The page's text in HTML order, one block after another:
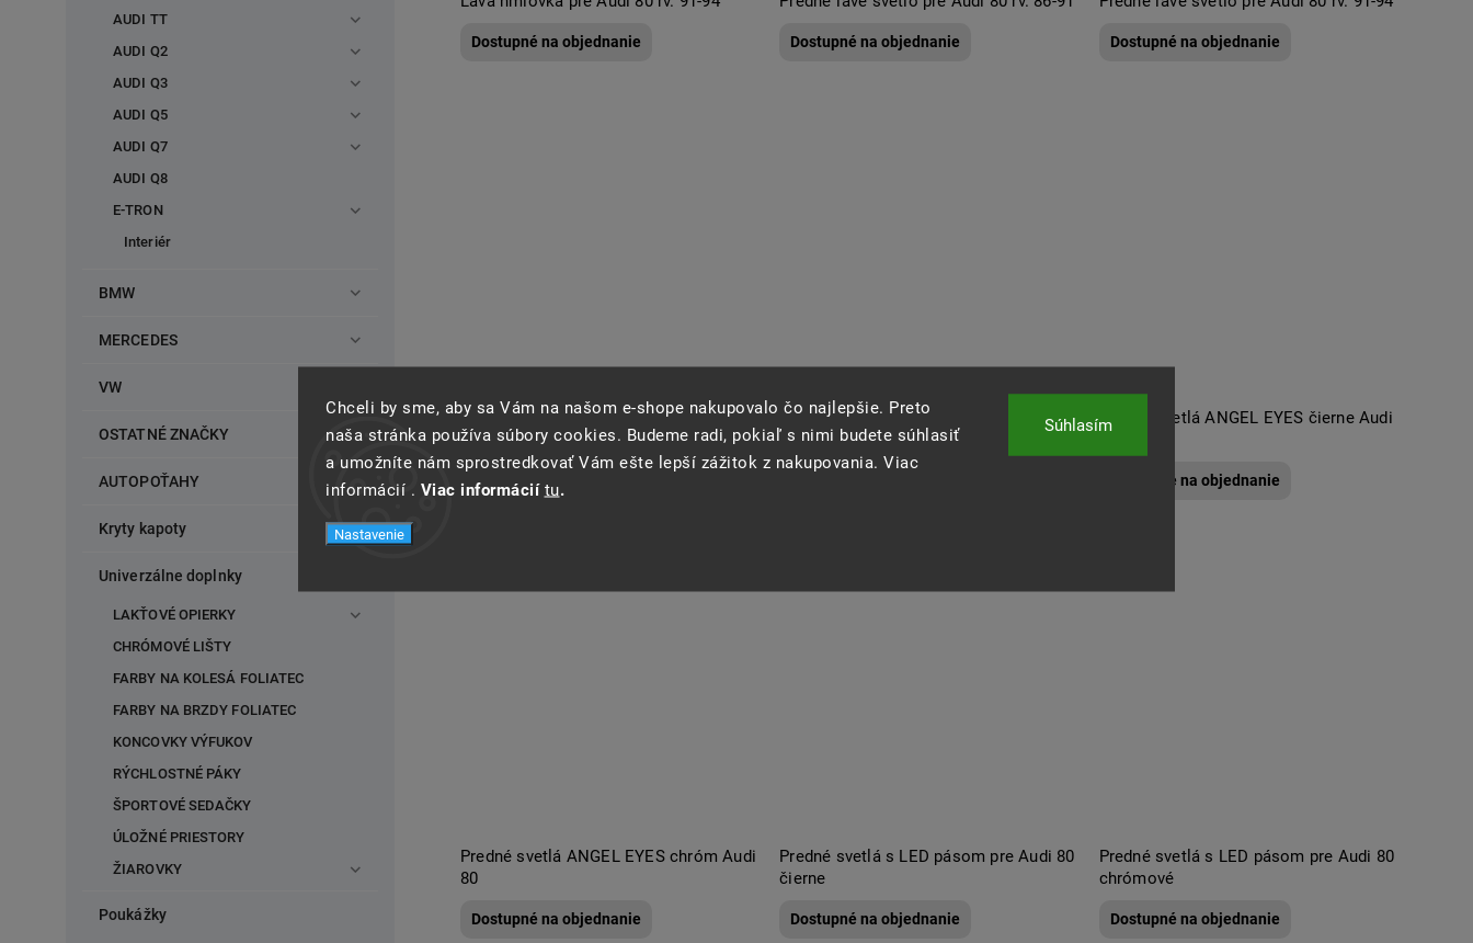
Chceli by sme, aby sa Vám na našom e-shope nakupovalo čo najlepšie. Preto
naša stránka používa súbory cookies. Budeme radi, pokiaľ s nimi budete súhlasiť
a umožníte nám sprostredkovať Vám ešte lepší zážitok z nakupovania. Viac
informácií . Viac informácií tu.
Nastavenie
Súhlasím
AUDI TT
AUDI Q2
AUDI Q3
AUDI Q5
AUDI Q7
AUDI Q8
E-TRON
Interiér
BMW
MERCEDES
VW
OSTATNÉ ZNAČKY
AUTOPOŤAHY
Kryty kapoty
Univerzálne doplnky
LAKŤOVÉ OPIERKY
CHRÓMOVÉ LIŠTY
FARBY NA KOLESÁ FOLIATEC
FARBY NA BRZDY FOLIATEC
KONCOVKY VÝFUKOV
RÝCHLOSTNÉ PÁKY
ŠPORTOVÉ SEDAČKY
ÚLOŽNÉ PRIESTORY
ŽIAROVKY
Poukážky
Dostupné na objednanie Dostupné na objednanie Dostupné na objednanie
Predné pravé svetlo pre Audi 80 rv. 86-
91
Dostupné na objednanie
Predné pravé svetlo pre Audi 80 rv. 91-
94
Predné svetlá ANGEL EYES čierne Audi
Dostupné na objednanie
Predné svetlá ANGEL EYES chróm Audi
80
Dostupné na objednanie
Predné svetlá s LED pásom pre Audi 80
čierne
Dostupné na objednanie
Predné svetlá s LED pásom pre Audi 80
chrómové
Dostupné na objednanie